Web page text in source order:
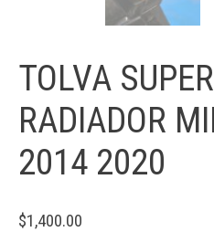
TOLVA
RADIADOR
2014 2020
$1,400.00